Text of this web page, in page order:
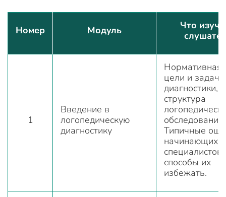
Номер Модуль
Что
1
Введение в
логопедическую
диагностику
Нормативная
цели и задачи
диагностики,
структура
обследования.
Типичные
начинающих
специалистов
способы их
избежать.